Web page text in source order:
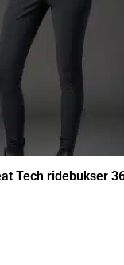
Tech ridebukser